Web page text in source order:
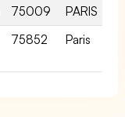
75009
PARIS
75852 Paris